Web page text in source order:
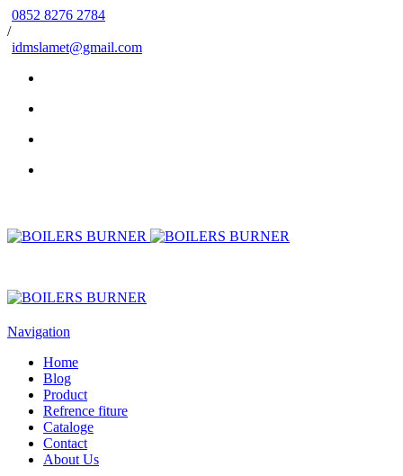
0852 8276 2784
/
idmslamet@gmail.com
Navigation
Home
Blog
Product
Refrence fiture
Cataloge
Contact
About Us